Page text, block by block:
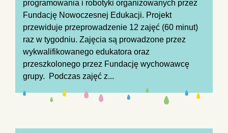
programowania i robotyki organizowanych przez
Fundację Nowoczesnej Edukacji. Projekt
przewiduje przeprowadzenie 12 zajęć (60 minut)
raz w tygodniu. Zajęcia są prowadzone przez
wykwalifikowanego edukatora oraz
przeszkolonego przez Fundację wychowawcę
grupy. Podczas zajęć z...